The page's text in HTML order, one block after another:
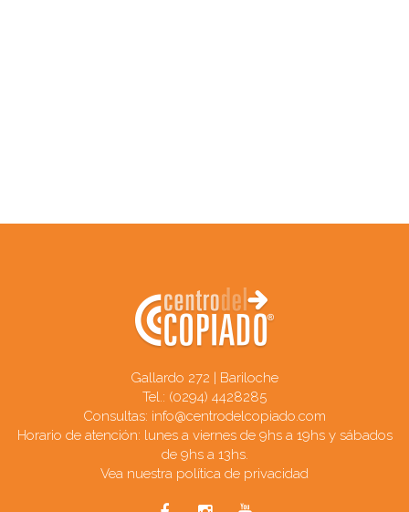
Gallardo 272 | Bariloche
Tel.: (0294) 4428285
Consultas: info@centrodelcopiado.com
Horario de atención: lunes a viernes de 9hs a 19hs y sábados
de 9hs a 13hs.
Vea nuestra política de privacidad